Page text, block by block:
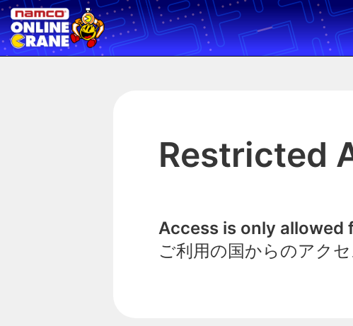
Restricted
Access is only
ご利用の国からのアク